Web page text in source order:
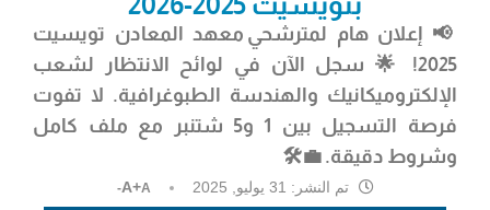
📢 إعلان هام لمترشحي معهد المعادن تويسيت
2025! 🌟 سجل الآن في لوائح الانتظار لشعب
الإلكتروميكانيك والهندسة الطبوغرافية. لا تفوت
فرصة التسجيل بين 1 و5 شتنبر
مع ملف كامل
وشروط دقيقة. 💼🛠️
تم النشر: A+A-